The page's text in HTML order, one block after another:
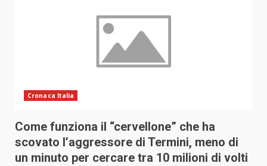
Cronaca Italia
Come funziona il “cervellone” che ha
scovato l’aggressore di Termini, meno di
un minuto per cercare tra 10 milioni di volti